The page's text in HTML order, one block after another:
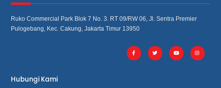
Ruko Commercial Park Blok 7 No. 3. RT 09/RW 06, Jl. Sentra Premier
Pulogebang, Kec. Cakung, Jakarta Timur 13950
Hubungi Kami